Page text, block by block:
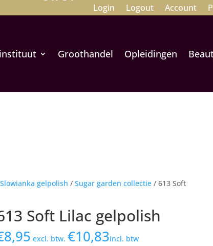
Login Logout Account
Groothandel Opleidingen
Slowianka gelpolish /Sugar garden collectie / 613 Soft
Soft Lilac gelpolish
8,95 excl. btw.€10,83incl. btw